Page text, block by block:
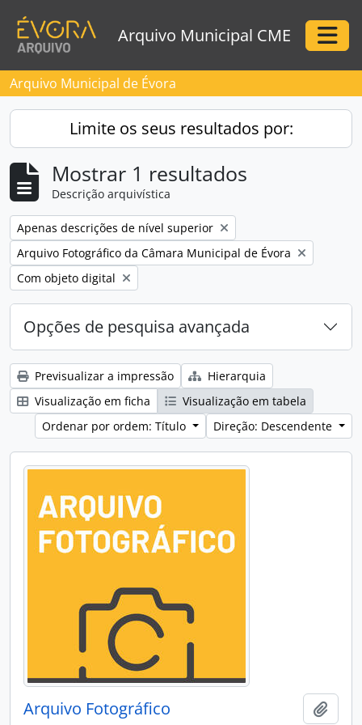
Arquivo Municipal CME
Arquivo Municipal de Évora
Limite os seus resultados por:
Mostrar 1 resultados
Descrição arquivística
Remove filter:
Apenas descrições de nível superior
Remove filter:
Arquivo Fotográfico da Câmara Municipal de Évora
Remove filter:
Com objeto digital
Opções de pesquisa avançada
Previsualizar a impressão
Hierarquia
Visualização em ficha
Visualização em tabela
Ordenar por ordem: Título
Direção: Descendente
Arquivo Fotográfico